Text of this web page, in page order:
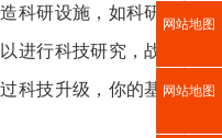
科研设施，如科研
进行科技研究，战
科技升级，你的基
网站地图
网站地图